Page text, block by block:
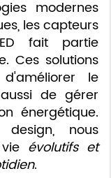
modernes
les capteurs
fait partie
Ces solutions
le
de gérer
énergétique.
nous
évolutifs et
.